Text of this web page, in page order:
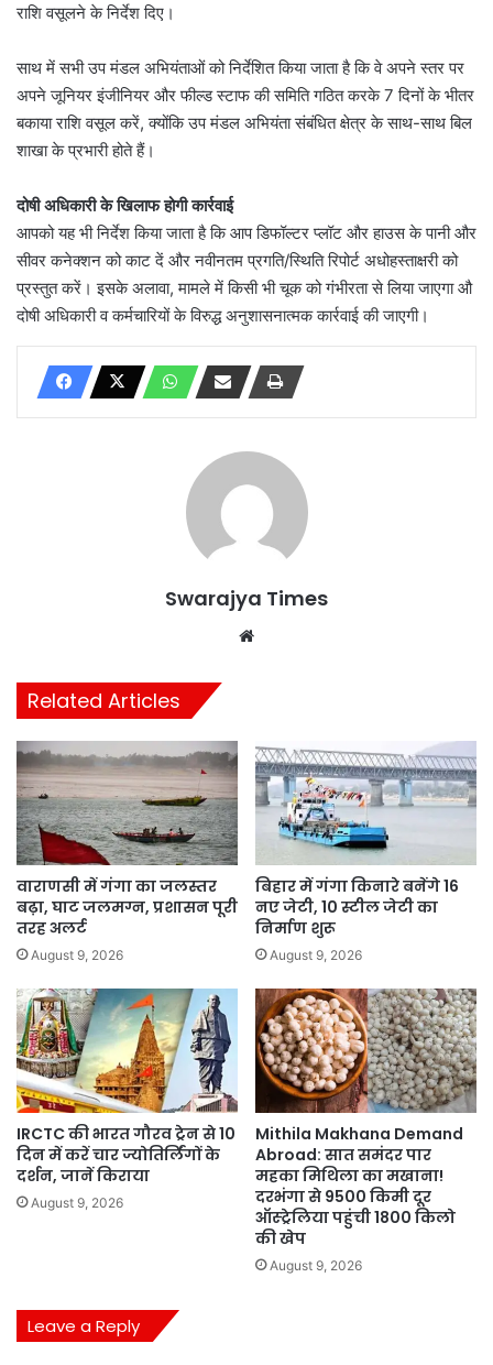
राशि वसूलने के निर्देश दिए।
साथ में सभी उप मंडल अभियंताओं को निर्देशित किया जाता है कि वे अपने स्तर पर
अपने जूनियर इंजीनियर और फील्ड स्टाफ की समिति गठित करके 7 दिनों के भीतर
बकाया राशि वसूल करें, क्योंकि उप मंडल अभियंता संबंधित क्षेत्र के साथ-साथ बिल
शाखा के प्रभारी होते हैं।
दोषी अधिकारी के खिलाफ होगी कार्रवाई
आपको यह भी निर्देश किया जाता है कि आप डिफॉल्टर प्लॉट और हाउस के पानी और
सीवर कनेक्शन को काट दें और नवीनतम प्रगति/स्थिति रिपोर्ट अधोहस्ताक्षरी को
प्रस्तुत करें। इसके अलावा, मामले में किसी भी चूक को गंभीरता से लिया जाएगा औ
दोषी अधिकारी व कर्मचारियों के विरुद्ध अनुशासनात्मक कार्रवाई की जाएगी।
Swarajya Times
Related Articles
वाराणसी में गंगा का जलस्तर
बढ़ा, घाट जलमग्न, प्रशासन पूरी
तरह अलर्ट
August 9, 2026
बिहार में गंगा किनारे बनेंगे 16
नए जेटी, 10 स्टील जेटी का
निर्माण शुरू
August 9, 2026
IRCTC की भारत गौरव ट्रेन से 10
दिन में करें चार ज्योतिर्लिंगों के
दर्शन, जानें किराया
August 9, 2026
Mithila Makhana Demand
Abroad: सात समंदर पार
महका मिथिला का मखाना!
दरभंगा से 9500 किमी दूर
ऑस्ट्रेलिया पहुंची 1800 किलो
की खेप
August 9, 2026
Leave a Reply